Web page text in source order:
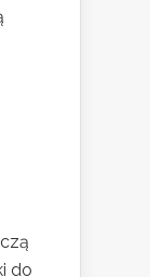
do